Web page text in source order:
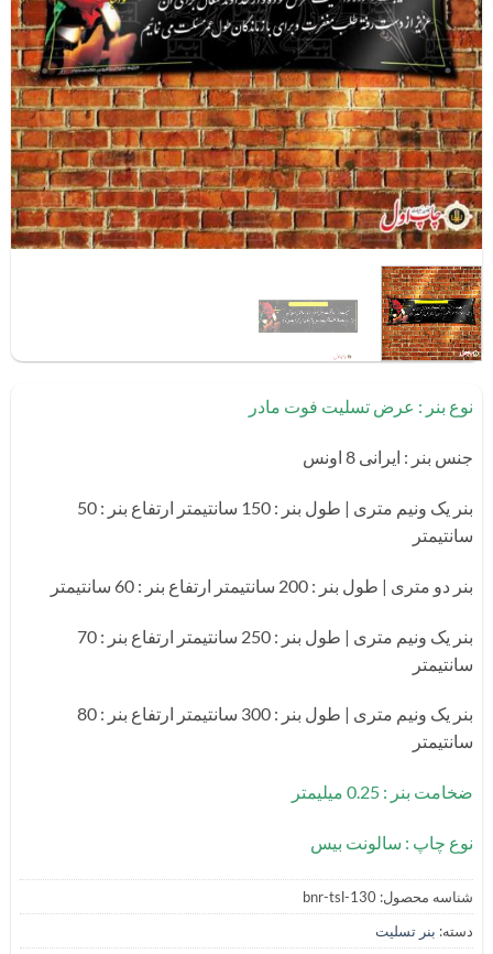
نوع بنر : عرض تسلیت فوت مادر
جنس بنر : ایرانی 8 اونس
بنر یک ونیم متری | طول بنر : 150 سانتیمتر ارتفاع بنر : 50
سانتیمتر
بنر دو متری | طول بنر : 200 سانتیمتر ارتفاع بنر : 60 سانتیمتر
بنر یک ونیم متری | طول بنر : 250 سانتیمتر ارتفاع بنر : 70
سانتیمتر
بنر یک ونیم متری | طول بنر : 300 سانتیمتر ارتفاع بنر : 80
سانتیمتر
ضخامت بنر : 0.25 میلیمتر
نوع چاپ : سالونت بیس
شناسه محصول:bnr-tsl-130
دسته:بنر تسلیت